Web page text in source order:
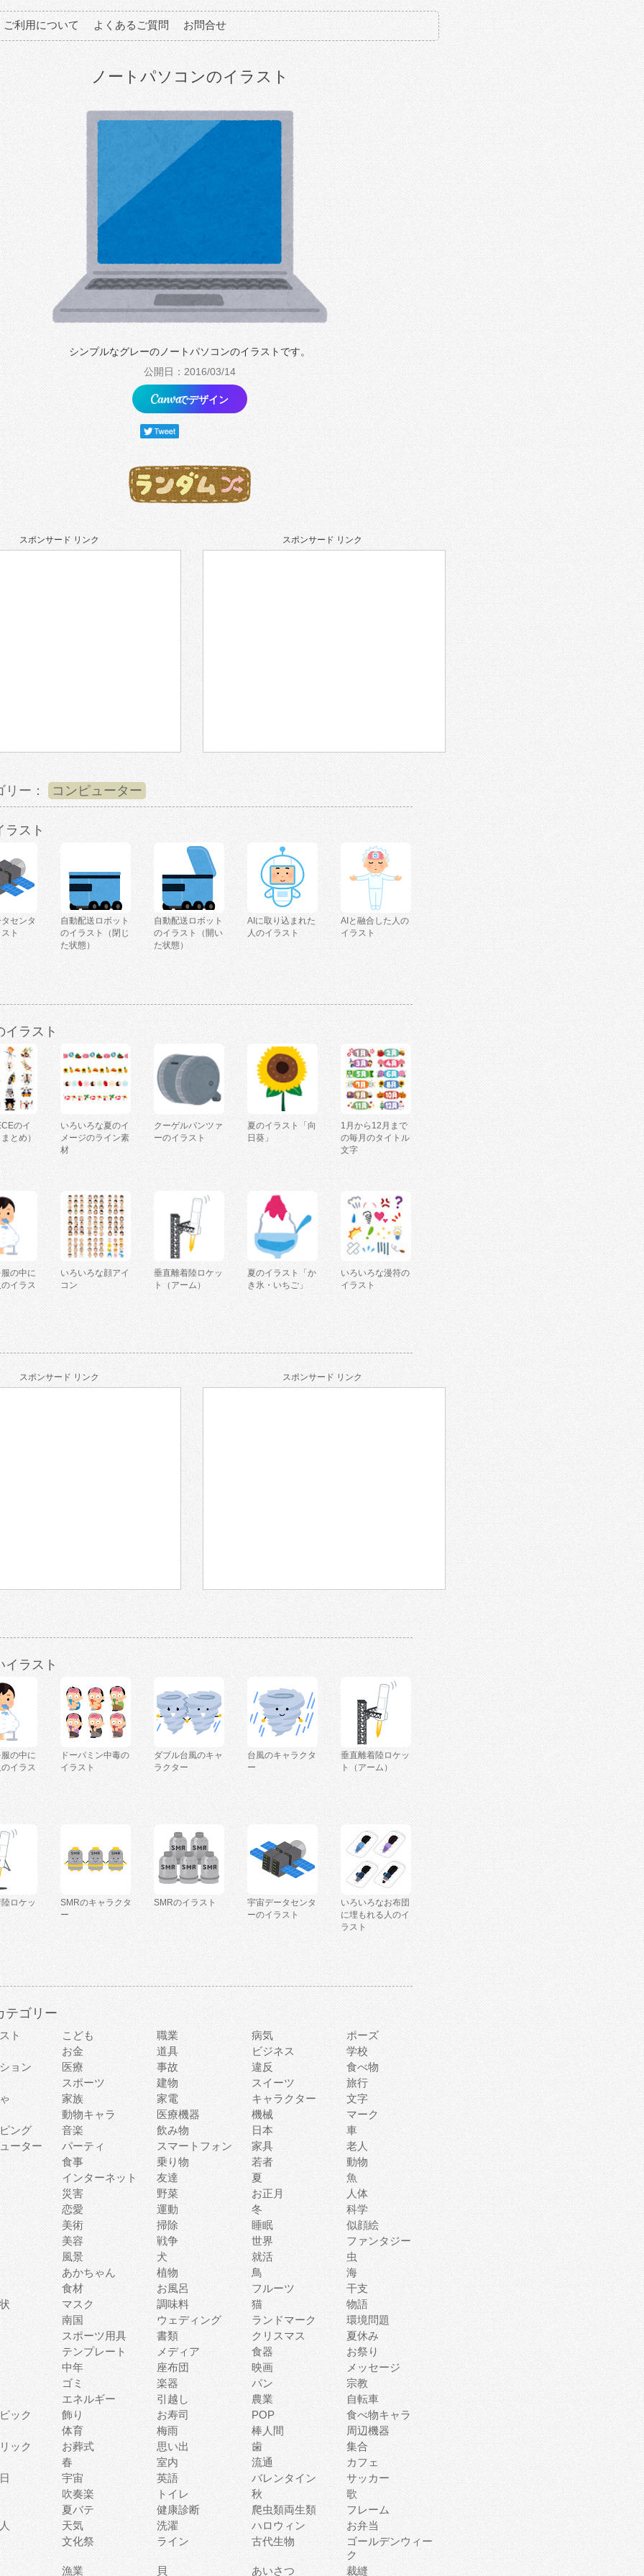
ご利用について よくあるご質問 お問合せ
ノートパソコンのイラスト
シンプルなグレーのノートパソコンのイラストです。
公開日：2016/03/14
でデザイン
スポンサード リンク スポンサード リンク
リー： コンピューター
ラスト
センタ
ト
自動配送ロボット
のイラスト（閉じ
た状態）
自動配送ロボット
のイラスト（開い
た状態）
AIに取り込まれた
人のイラスト
AIと融合した人の
イラスト
イラスト
のイ
とめ）
いろいろな夏のイ
メージのライン素
材
クーゲルパンツァ
ーのイラスト
夏のイラスト「向
日葵」
1月から12月まで
の毎月のタイトル
文字
の中に
イラス
いろいろな顔アイ
コン
垂直離着陸ロケッ
ト（アーム）
夏のイラスト「か
き氷・いちご」
いろいろな漫符の
イラスト
スポンサード リンク スポンサード リンク
イラスト
の中に
イラス
ドーパミン中毒の
イラスト
ダブル台風のキャ
ラクター
台風のキャラクタ
ー
垂直離着陸ロケッ
ト（アーム）
ロケッ
SMRのキャラクタ
ー
SMRのイラスト
宇宙データセンタ
ーのイラスト
いろいろなお布団
に埋もれる人のイ
ラスト
テゴリー
ト こども 職業 病気
ポーズ
お金
道具 ビジネス
学校
ョン
医療 事故 違反
食べ物
スポーツ
建物 スイーツ
旅行
家族 家電 キャラクター
文字
動物キャラ
医療機器 機械
マーク
ング
音楽 飲み物 日本
車
ーター
パーティ スマートフォン 家具
老人
食事
乗り物 若者
動物
インターネット
友達 夏
魚
災害
野菜 お正月
人体
恋愛
運動 冬
科学
美術
掃除 睡眠
似顔絵
美容
戦争 世界
ファンタジー
風景
犬 就活
虫
あかちゃん
植物 鳥
海
食材
お風呂 フルーツ
干支
マスク 調味料 猫
物語
南国
ウェディング ランドマーク
環境問題
スポーツ用具
書類 クリスマス
夏休み
テンプレート
メディア 食器
お祭り
中年
座布団 映画
メッセージ
ゴミ
楽器 パン
宗教
エネルギー
引越し 農業
自転車
ック
飾り お寿司 POP
食べ物キャラ
体育
梅雨 棒人間
周辺機器
ック
お葬式 思い出 歯
集合
春
室内 流通
カフェ
宇宙 英語 バレンタイン
サッカー
吹奏楽
トイレ 秋
歌
夏バテ
健康診断 爬虫類両生類
フレーム
天気 洗濯 ハロウィン
お弁当
文化祭
ライン 古代生物
ゴールデンウィー
ク
漁業
貝 あいさつ 裁縫